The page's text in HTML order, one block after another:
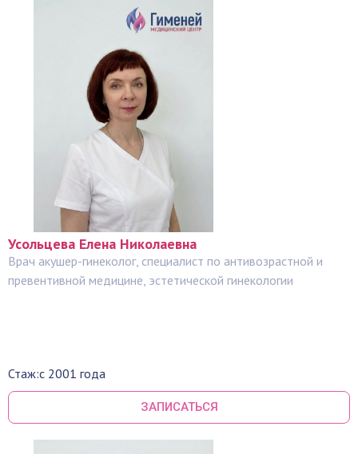
Усольцева Елена Николаевна
Врач акушер-гинеколог, специалист по антивозрастной и
превентивной медицине, эстетической гинекологии
Стаж:с 2001 года
ЗАПИСАТЬСЯ